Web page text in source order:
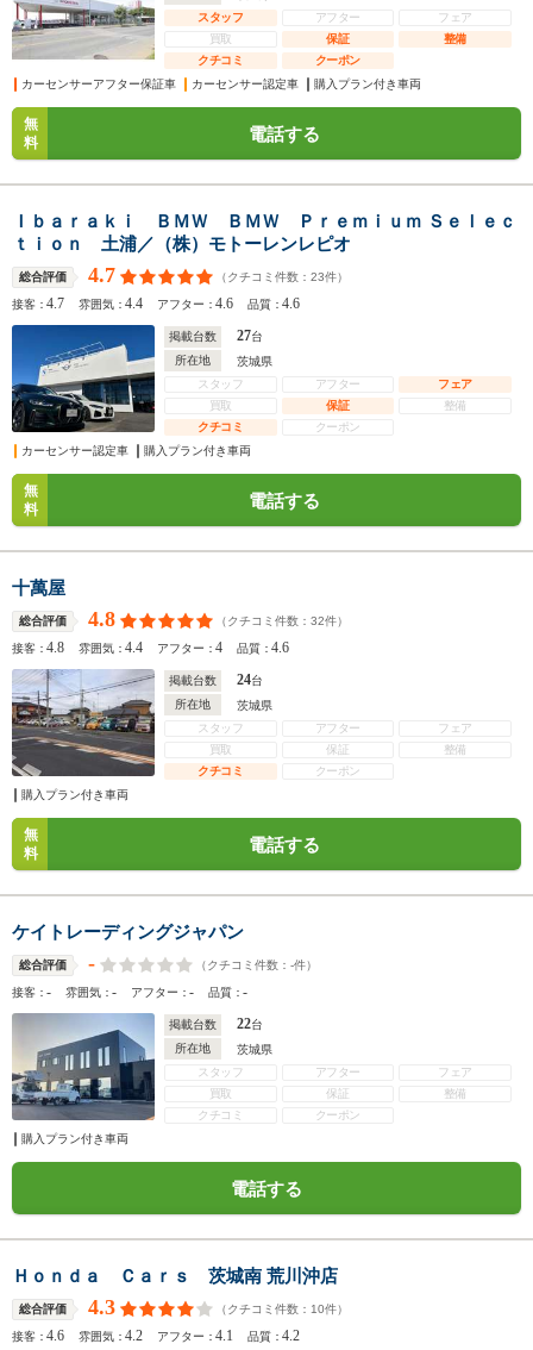
スタッフ
アフター
フェア
買取
保証
整備
クチコミ
クーポン
カーセンサーアフター保証車
カーセンサー認定車 購入プラン付き車両
無
料
電話する
Ｉｂａｒａｋｉ ＢＭＷ ＢＭＷ Ｐｒｅｍｉｕｍ Ｓｅｌｅｃ
ｔｉｏｎ 土浦／（株）モトーレンレピオ
総合評価 4.7 （クチコミ件数： 23件）
接客：4.7 雰囲気：4.4 アフター：4.6 品質：4.6
掲載台数 27台
所在地
茨城県
スタッフ
アフター
フェア
買取
保証
整備
クチコミ
クーポン
カーセンサー認定車
購入プラン付き車両
無
料
電話する
十萬屋
総合評価 4.8 （クチコミ件数： 32件）
接客：4.8 雰囲気：4.4 アフター：4 品質：4.6
掲載台数 24台
所在地
茨城県
スタッフ
アフター
フェア
買取
保証
整備
クチコミ
クーポン
購入プラン付き車両
無
料
電話する
ケイトレーディングジャパン
総合評価 - （クチコミ件数： -件）
接客：- 雰囲気：- アフター：- 品質：-
掲載台数 22台
所在地
茨城県
スタッフ
アフター
フェア
買取
保証
整備
クチコミ
クーポン
購入プラン付き車両
電話する
Ｈｏｎｄａ Ｃａｒｓ 茨城南 荒川沖店
総合評価 4.3 （クチコミ件数： 10件）
接客：4.6 雰囲気：4.2 アフター：4.1 品質：4.2